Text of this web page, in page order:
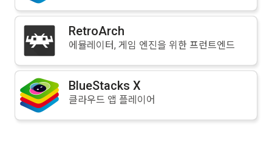
RetroArch
에뮬레이터, 게임 엔진을 위한 프런트엔드
BlueStacks X
클라우드 앱 플레이어